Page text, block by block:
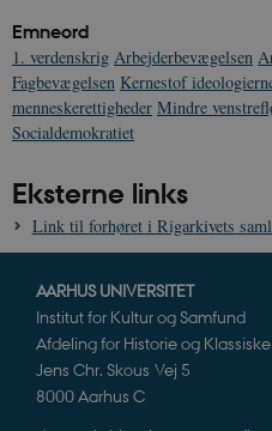
Emneord
1. verdenskrig Arbejderbevægelsen
Fagbevægelsen Kernestof
menneskerettigheder Mindre
Socialdemokratiet
Eksterne links
Link til forhøret i Rigarkivets
AARHUS UNIVERSITET
Institut for Kultur og Samfund
Afdeling for Historie og
Jens Chr. Skous Vej 5
8000 Aarhus C